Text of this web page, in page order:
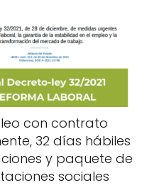
con contrato
32 días hábiles
y paquete de
sociales